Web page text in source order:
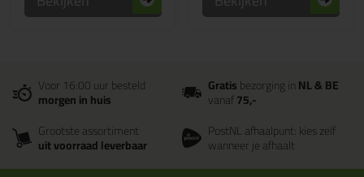
Voor 16:00 uur besteld
morgen in huis
Gratisbezorging inNL & BE
vanaf75,-
Grootste assortiment
uit voorraad leverbaar
PostNL afhaalpunt: kies zelf
wanneer je afhaalt